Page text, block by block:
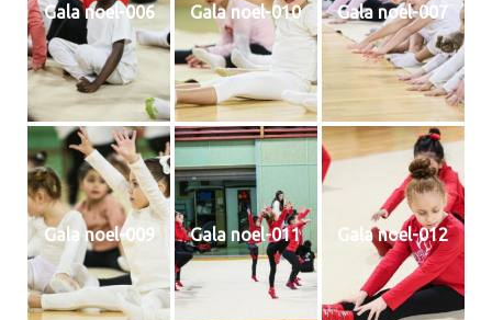
Gala noel-006 Gala noel-010 Gala noel-007
Gala noel-009 Gala noel-011 Gala noel-012